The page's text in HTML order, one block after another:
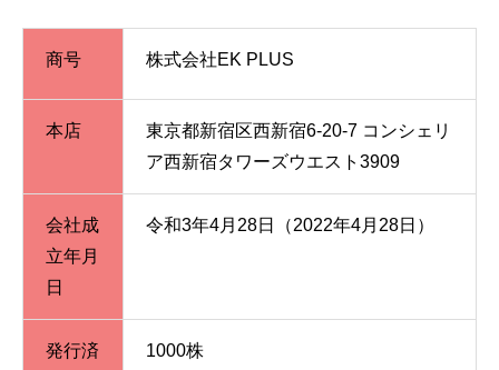
商号 株式会社EK PLUS
本店
東京都新宿区西新宿6-20-7 コンシェリ
ア西新宿タワーズウエスト3909
会社成
立年月
日
令和3年4月28日（2022年4月28日）
発行済
1000株